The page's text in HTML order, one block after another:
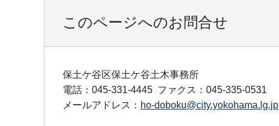
このページへのお問合せ
保土ケ谷区保土ケ谷土木事務所
電話：045-331-4445 ファクス：045-335-0531
メールアドレス： ho-doboku@city.yokohama.lg.jp